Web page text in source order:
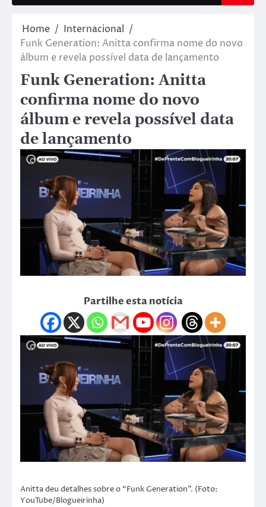
Home
Internacional
Funk Generation: Anitta confirma nome do novo
álbum e revela possível data de lançamento
Funk Generation: Anitta
confirma nome do novo
álbum e revela possível data
de lançamento
Partilhe esta notícia
Anitta deu detalhes sobre o “Funk Generation”. (Foto:
YouTube/Blogueirinha)